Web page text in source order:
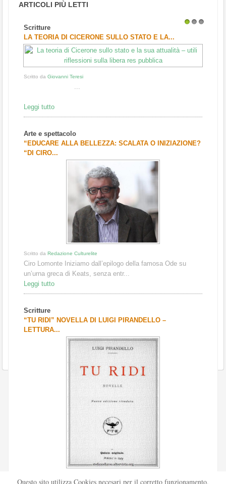
ARTICOLI PIÙ LETTI
Scritture
LA TEORIA DI CICERONE SULLO STATO E LA...
Scritto da Giovanni Teresi
...
Leggi tutto
Arte e spettacolo
“EDUCARE ALLA BELLEZZA: SCALATA O INIZIAZIONE?
“DI CIRO...
Scritto da Redazione Culturelite
Ciro Lomonte Iniziamo dall’epilogo della famosa Ode su
un’urna greca di Keats, senza entr...
Leggi tutto
Scritture
“TU RIDI” NOVELLA DI LUIGI PIRANDELLO –
LETTURA...
Questo sito utilizza Cookies necesari per il corretto funzionamento.